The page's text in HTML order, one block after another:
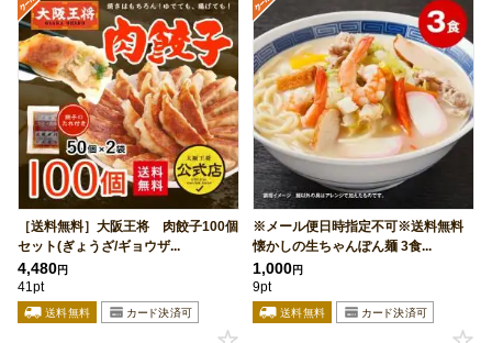
［送料無料］大阪王将 肉餃子100個
セット(ぎょうざ/ギョウザ...
4,480円
41pt
※メール便日時指定不可※送料無料
懐かしの生ちゃんぽん麺 3食...
1,000円
9pt